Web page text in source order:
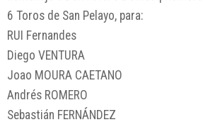
6 Toros de San Pelayo, para:
RUI Fernandes
Diego VENTURA
Joao MOURA CAETANO
Andrés ROMERO
Sebastián FERNÁNDEZ